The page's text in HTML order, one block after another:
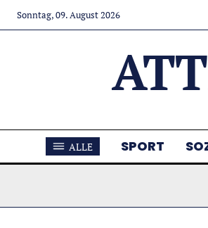
Sonntag, 09. August 2026
ALLE SPORT